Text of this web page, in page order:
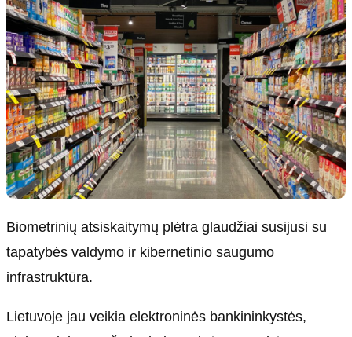
Biometrinių atsiskaitymų plėtra glaudžiai susijusi su
tapatybės valdymo ir kibernetinio saugumo
infrastruktūra.
Lietuvoje jau veikia elektroninės bankininkystės,